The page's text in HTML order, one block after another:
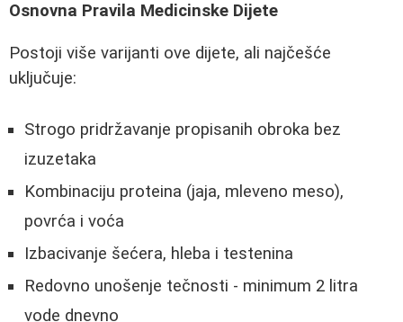
Osnovna Pravila Medicinske Dijete
Postoji više varijanti ove dijete, ali najčešće
uključuje:
Strogo pridržavanje propisanih obroka bez
izuzetaka
Kombinaciju proteina (jaja, mleveno meso),
povrća i voća
Izbacivanje šećera, hleba i testenina
Redovno unošenje tečnosti - minimum 2 litra
vode dnevno